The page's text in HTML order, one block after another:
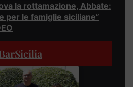
la rottamazione, Abbate:
per le famiglie siciliane”